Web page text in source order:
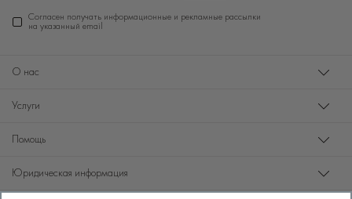
Cогласен получать информационные и рекламные рассылки
на указанный email
О нас
Услуги
Помощь
Юридическая информация